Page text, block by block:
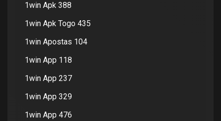
1win Apk 388
1win Apk Togo 435
1win Apostas 104
1win App 118
1win App 237
1win App 329
1win App 476